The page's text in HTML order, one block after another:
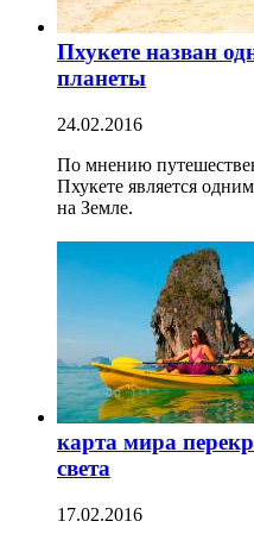
Пхукете назван
планеты
24.02.2016
По мнению
Пхукете является
на Земле.
карта мира
света
17.02.2016